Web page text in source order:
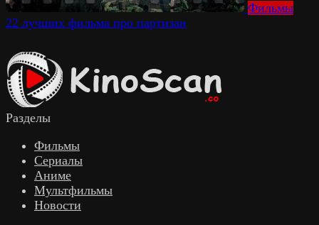
Фильмы
22 лучших фильма про партизан
Разделы
Фильмы
Сериалы
Аниме
Мультфильмы
Новости